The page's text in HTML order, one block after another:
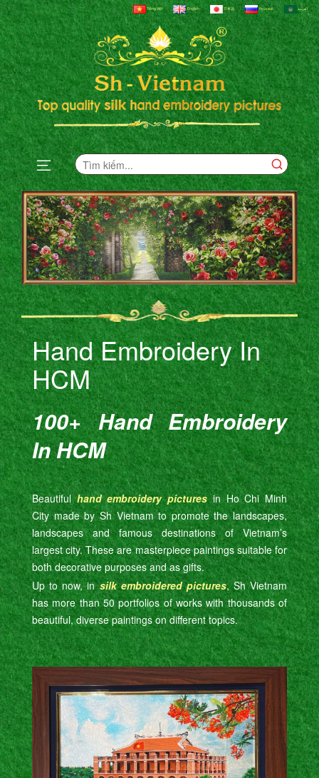
Tiếng Việt English 日本語 Русский العربية
Hand Embroidery In
HCM
100+ Hand Embroidery
In HCM
Beautifulhand embroidery picturesin Ho Chi Minh
City made by Sh Vietnam to promote the landscapes,
landscapes and famous destinations of Vietnam’s
largest city. These are masterpiece paintings suitable for
both decorative purposes and as gifts.
Up to now, insilk embroidered pictures, Sh Vietnam
has more than 50 portfolios of works with thousands of
beautiful, diverse paintings on different topics.